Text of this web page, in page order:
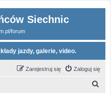
Siechnic
forum
jazdy, galerie, video.
Zaloguj się
Zarejestruj się